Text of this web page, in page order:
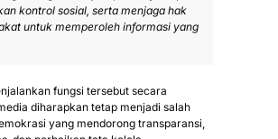
kontrol sosial, serta menjaga hak
untuk memperoleh informasi yang
fungsi tersebut secara
diharapkan tetap menjadi salah
yang mendorong transparansi,